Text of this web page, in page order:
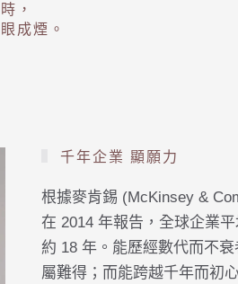
，
成煙。
千年企業 顯願力
根據麥肯錫 (McKinsey &
在 2014 年報告，全球企業
約 18 年。能歷經數代而不衰
屬難得；而能跨越千年而初